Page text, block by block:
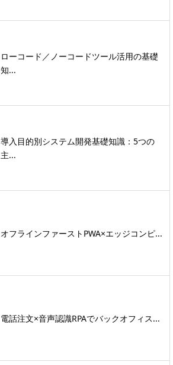
ローコード／ノーコードツール活用の基礎
知...
導入目的別システム開発基礎知識：5つの
主...
オフラインファーストPWA×エッジコンピ...
電話注文×音声認識RPAでバックオフィス...